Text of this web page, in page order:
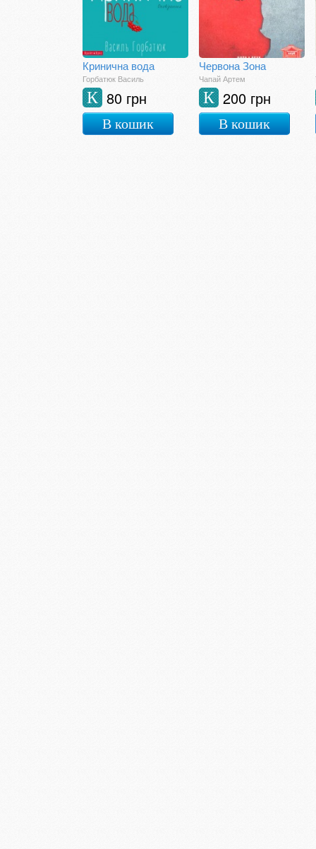
Кринична вода
Горбатюк Василь
80 грн
К
В кошик
Червона Зона
Чапай Артем
200 грн
К
В кошик